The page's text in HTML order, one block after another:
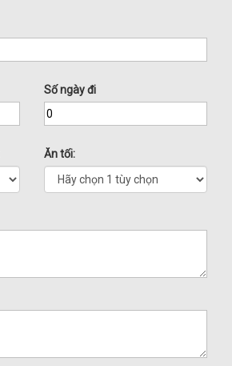
Số ngày đi
Ăn tối: